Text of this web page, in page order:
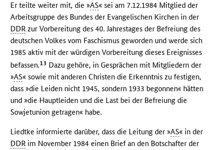
Er teilte weiter mit, die »AS« sei am 7.12.1984 Mitglied der
Arbeitsgruppe des Bundes der Evangelischen Kirchen in der
DDR zur Vorbereitung des 40. Jahrestages der Befreiung des
deutschen Volkes vom Faschismus geworden und werde sich
1985 aktiv mit der würdigen Vorbereitung dieses Ereignisses
befassen.13 Dazu gehöre, in Gesprächen mit Mitgliedern der
»AS« sowie mit anderen Christen die Erkenntnis zu festigen,
dass »die Leiden nicht 1945, sondern 1933 begonnen« hätten
und »die Hauptleiden und die Last bei der Befreiung die
Sowjetunion getragen« habe.
Liedtke informierte darüber, dass die Leitung der »AS« in der
DDR im November 1984 einen Brief an den Botschafter der